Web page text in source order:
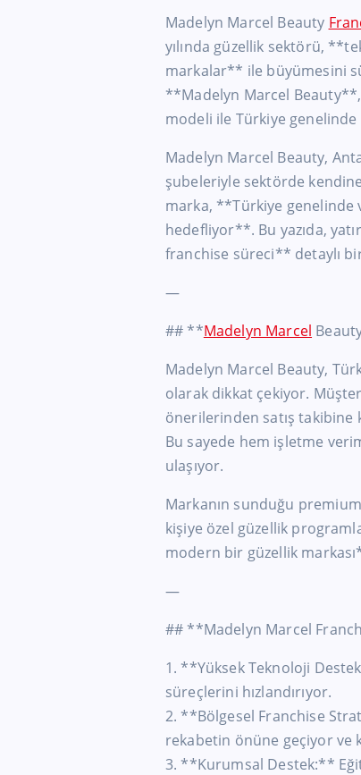
Madelyn Marcel Beauty
yılında güzellik sektörü,
markalar** ile büyümesini
**Madelyn Marcel Beauty**,
modeli ile Türkiye
Madelyn Marcel Beauty,
şubeleriyle sektörde
marka, **Türkiye genelinde
hedefliyor**. Bu yazıda,
franchise süreci** detaylı
—
## **Madelyn Marcel
Madelyn Marcel Beauty,
olarak dikkat çekiyor.
önerilerinden satış takibine
Bu sayede hem işletme
ulaşıyor.
Markanın sunduğu
kişiye özel güzellik
modern bir güzellik
—
## **Madelyn Marcel
1. **Yüksek Teknoloji
süreçlerini hızlandırıyor.
2. **Bölgesel Franchise
rekabetin önüne geçiyor ve
3. **Kurumsal Destek:**